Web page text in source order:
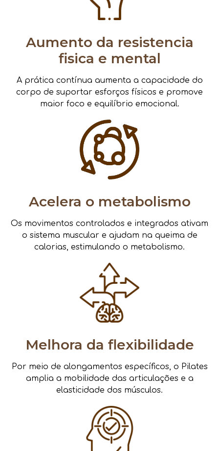
Aumento da resistencia
fisica e mental
A prática contínua aumenta a capacidade do
corpo de suportar esforços físicos e promove
maior foco e equilíbrio emocional.
Acelera o metabolismo
Os movimentos controlados e integrados ativam
o sistema muscular e ajudam na queima de
calorias, estimulando o metabolismo.
Melhora da flexibilidade
Por meio de alongamentos específicos, o Pilates
amplia a mobilidade das articulações e a
elasticidade dos músculos.